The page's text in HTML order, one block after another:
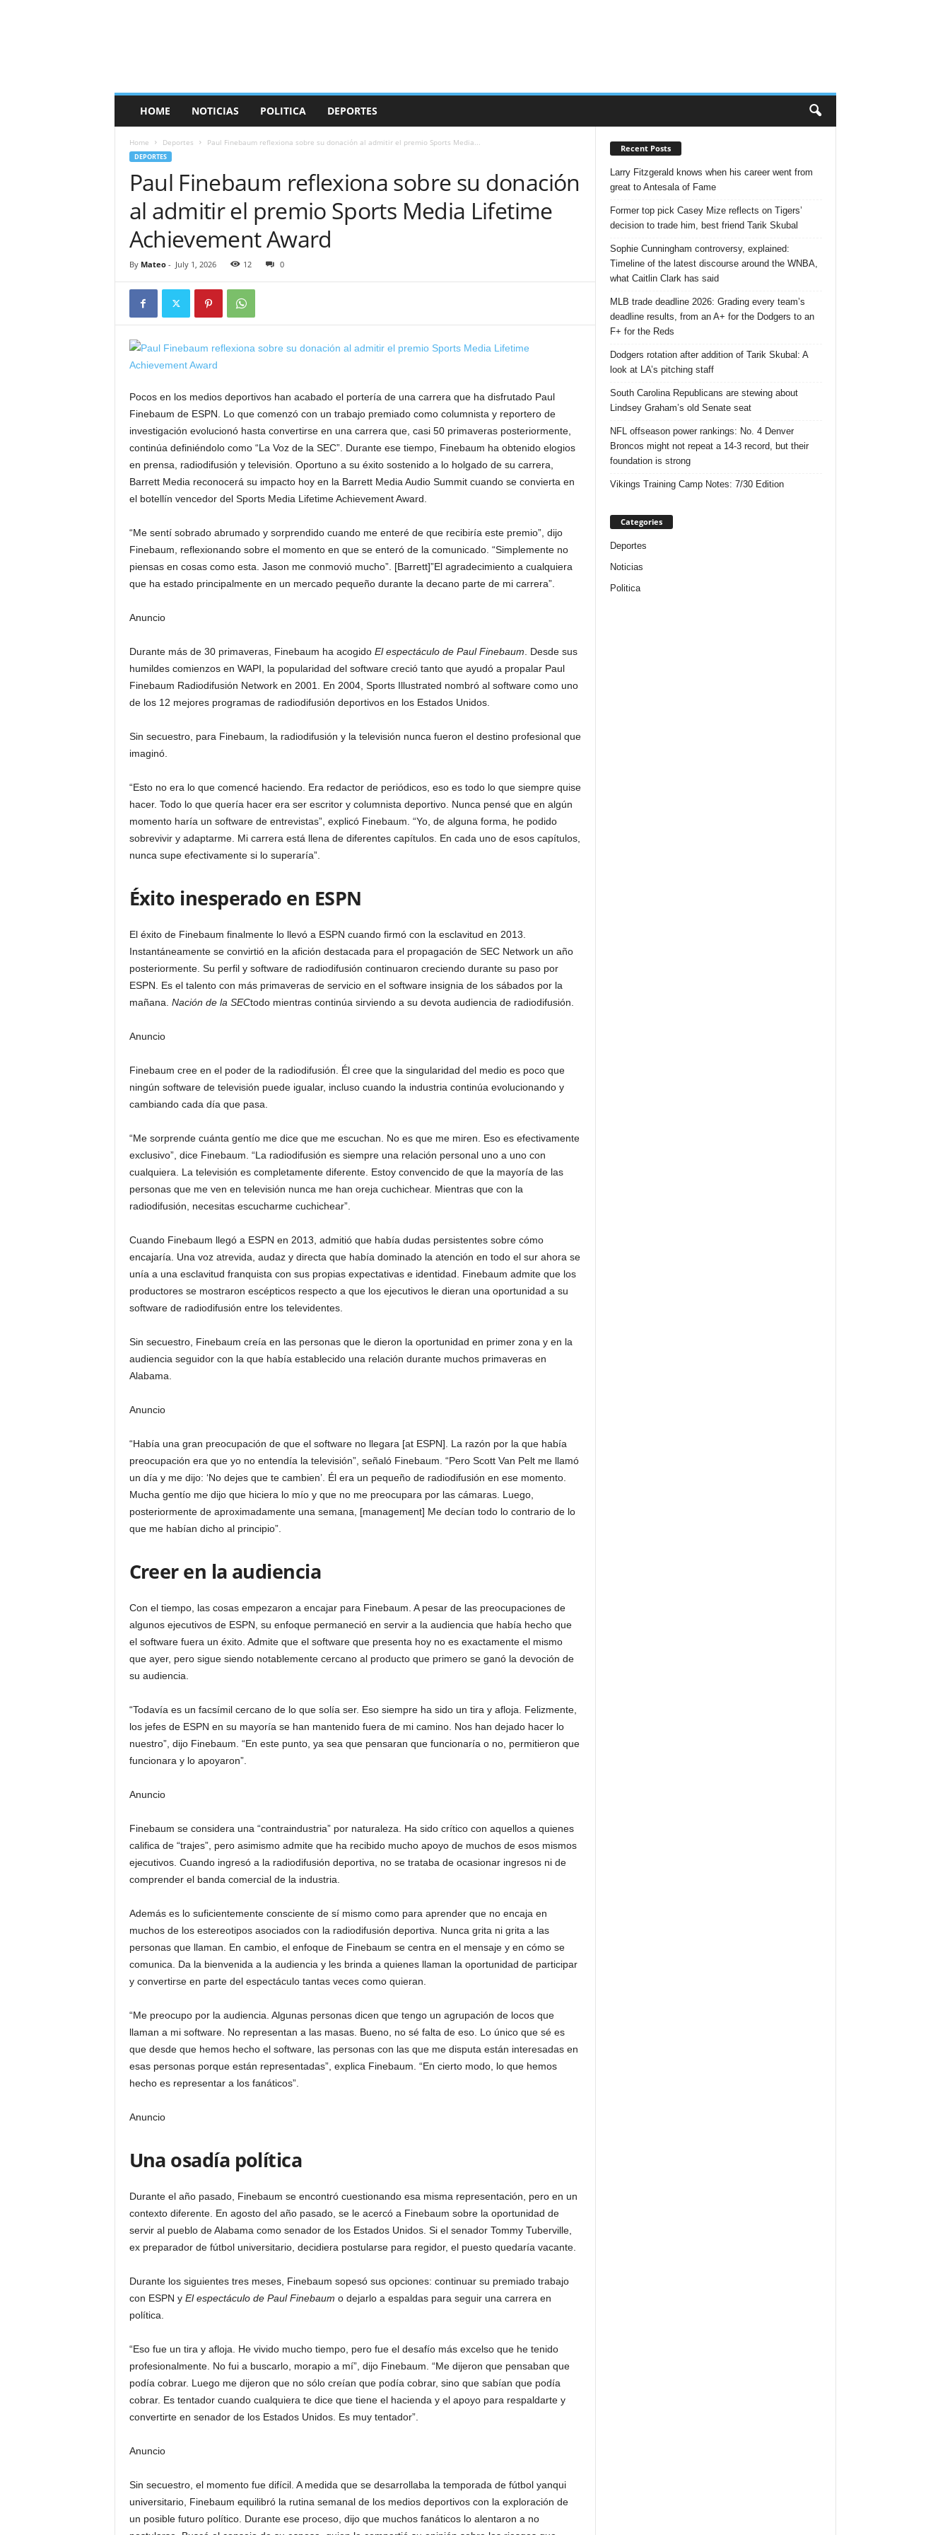
HOME NOTICIAS POLITICA DEPORTES
Home Deportes Paul Finebaum reflexiona sobre su donación al admitir el premio Sports Media...
DEPORTES
Paul Finebaum reflexiona sobre su donación
al admitir el premio Sports Media Lifetime
Achievement Award
By Mateo- July 1, 2026 12 0
Pocos en los medios deportivos han acabado el portería de una carrera que ha disfrutado Paul
Finebaum de ESPN. Lo que comenzó con un trabajo premiado como columnista y reportero de
investigación evolucionó hasta convertirse en una carrera que, casi 50 primaveras posteriormente,
continúa definiéndolo como “La Voz de la SEC”. Durante ese tiempo, Finebaum ha obtenido elogios
en prensa, radiodifusión y televisión. Oportuno a su éxito sostenido a lo holgado de su carrera,
Barrett Media reconocerá su impacto hoy en la Barrett Media Audio Summit cuando se convierta en
el botellín vencedor del Sports Media Lifetime Achievement Award.
“Me sentí sobrado abrumado y sorprendido cuando me enteré de que recibiría este premio”, dijo
Finebaum, reflexionando sobre el momento en que se enteró de la comunicado. “Simplemente no
piensas en cosas como esta. Jason me conmovió mucho”. [Barrett]”El agradecimiento a cualquiera
que ha estado principalmente en un mercado pequeño durante la decano parte de mi carrera”.
Anuncio
Durante más de 30 primaveras, Finebaum ha acogido El espectáculo de Paul Finebaum . Desde sus
humildes comienzos en WAPI, la popularidad del software creció tanto que ayudó a propalar Paul
Finebaum Radiodifusión Network en 2001. En 2004, Sports Illustrated nombró al software como uno
de los 12 mejores programas de radiodifusión deportivos en los Estados Unidos.
Sin secuestro, para Finebaum, la radiodifusión y la televisión nunca fueron el destino profesional que
imaginó.
“Esto no era lo que comencé haciendo. Era redactor de periódicos, eso es todo lo que siempre quise
hacer. Todo lo que quería hacer era ser escritor y columnista deportivo. Nunca pensé que en algún
momento haría un software de entrevistas”, explicó Finebaum. “Yo, de alguna forma, he podido
sobrevivir y adaptarme. Mi carrera está llena de diferentes capítulos. En cada uno de esos capítulos,
nunca supe efectivamente si lo superaría”.
Éxito inesperado en ESPN
El éxito de Finebaum finalmente lo llevó a ESPN cuando firmó con la esclavitud en 2013.
Instantáneamente se convirtió en la afición destacada para el propagación de SEC Network un año
posteriormente. Su perfil y software de radiodifusión continuaron creciendo durante su paso por
ESPN. Es el talento con más primaveras de servicio en el software insignia de los sábados por la
mañana. Nación de la SECtodo mientras continúa sirviendo a su devota audiencia de radiodifusión.
Anuncio
Finebaum cree en el poder de la radiodifusión. Él cree que la singularidad del medio es poco que
ningún software de televisión puede igualar, incluso cuando la industria continúa evolucionando y
cambiando cada día que pasa.
“Me sorprende cuánta gentío me dice que me escuchan. No es que me miren. Eso es efectivamente
exclusivo”, dice Finebaum. “La radiodifusión es siempre una relación personal uno a uno con
cualquiera. La televisión es completamente diferente. Estoy convencido de que la mayoría de las
personas que me ven en televisión nunca me han oreja cuchichear. Mientras que con la
radiodifusión, necesitas escucharme cuchichear”.
Cuando Finebaum llegó a ESPN en 2013, admitió que había dudas persistentes sobre cómo
encajaría. Una voz atrevida, audaz y directa que había dominado la atención en todo el sur ahora se
unía a una esclavitud franquista con sus propias expectativas e identidad. Finebaum admite que los
productores se mostraron escépticos respecto a que los ejecutivos le dieran una oportunidad a su
software de radiodifusión entre los televidentes.
Sin secuestro, Finebaum creía en las personas que le dieron la oportunidad en primer zona y en la
audiencia seguidor con la que había establecido una relación durante muchos primaveras en
Alabama.
Anuncio
“Había una gran preocupación de que el software no llegara [at ESPN]. La razón por la que había
preocupación era que yo no entendía la televisión”, señaló Finebaum. “Pero Scott Van Pelt me ​​llamó
un día y me dijo: ‘No dejes que te cambien’. Él era un pequeño de radiodifusión en ese momento.
Mucha gentío me dijo que hiciera lo mío y que no me preocupara por las cámaras. Luego,
posteriormente de aproximadamente una semana, [management] Me decían todo lo contrario de lo
que me habían dicho al principio”.
Creer en la audiencia
Con el tiempo, las cosas empezaron a encajar para Finebaum. A pesar de las preocupaciones de
algunos ejecutivos de ESPN, su enfoque permaneció en servir a la audiencia que había hecho que
el software fuera un éxito. Admite que el software que presenta hoy no es exactamente el mismo
que ayer, pero sigue siendo notablemente cercano al producto que primero se ganó la devoción de
su audiencia.
“Todavía es un facsímil cercano de lo que solía ser. Eso siempre ha sido un tira y afloja. Felizmente,
los jefes de ESPN en su mayoría se han mantenido fuera de mi camino. Nos han dejado hacer lo
nuestro”, dijo Finebaum. “En este punto, ya sea que pensaran que funcionaría o no, permitieron que
funcionara y lo apoyaron”.
Anuncio
Finebaum se considera una “contraindustria” por naturaleza. Ha sido crítico con aquellos a quienes
califica de “trajes”, pero asimismo admite que ha recibido mucho apoyo de muchos de esos mismos
ejecutivos. Cuando ingresó a la radiodifusión deportiva, no se trataba de ocasionar ingresos ni de
comprender el banda comercial de la industria.
Además es lo suficientemente consciente de sí mismo como para aprender que no encaja en
muchos de los estereotipos asociados con la radiodifusión deportiva. Nunca grita ni grita a las
personas que llaman. En cambio, el enfoque de Finebaum se centra en el mensaje y en cómo se
comunica. Da la bienvenida a la audiencia y les brinda a quienes llaman la oportunidad de participar
y convertirse en parte del espectáculo tantas veces como quieran.
“Me preocupo por la audiencia. Algunas personas dicen que tengo un agrupación de locos que
llaman a mi software. No representan a las masas. Bueno, no sé falta de eso. Lo único que sé es
que desde que hemos hecho el software, las personas con las que me disputa están interesadas en
esas personas porque están representadas”, explica Finebaum. “En cierto modo, lo que hemos
hecho es representar a los fanáticos”.
Anuncio
Una osadía política
Durante el año pasado, Finebaum se encontró cuestionando esa misma representación, pero en un
contexto diferente. En agosto del año pasado, se le acercó a Finebaum sobre la oportunidad de
servir al pueblo de Alabama como senador de los Estados Unidos. Si el senador Tommy Tuberville,
ex preparador de fútbol universitario, decidiera postularse para regidor, el puesto quedaría vacante.
Durante los siguientes tres meses, Finebaum sopesó sus opciones: continuar su premiado trabajo
con ESPN y El espectáculo de Paul Finebaum o dejarlo a espaldas para seguir una carrera en
política.
“Eso fue un tira y afloja. He vivido mucho tiempo, pero fue el desafío más excelso que he tenido
profesionalmente. No fui a buscarlo, morapio a mí”, dijo Finebaum. “Me dijeron que pensaban que
podía cobrar. Luego me dijeron que no sólo creían que podía cobrar, sino que sabían que podía
cobrar. Es tentador cuando cualquiera te dice que tiene el hacienda y el apoyo para respaldarte y
convertirte en senador de los Estados Unidos. Es muy tentador”.
Anuncio
Sin secuestro, el momento fue difícil. A medida que se desarrollaba la temporada de fútbol yanqui
universitario, Finebaum equilibró la rutina semanal de los medios deportivos con la exploración de
un posible futuro político. Durante ese proceso, dijo que muchos fanáticos lo alentaron a no
Recent Posts
Larry Fitzgerald knows when his career went from
great to Antesala of Fame
Former top pick Casey Mize reflects on Tigers’
decision to trade him, best friend Tarik Skubal
Sophie Cunningham controversy, explained:
Timeline of the latest discourse around the WNBA,
what Caitlin Clark has said
MLB trade deadline 2026: Grading every team’s
deadline results, from an A+ for the Dodgers to an
F+ for the Reds
Dodgers rotation after addition of Tarik Skubal: A
look at LA’s pitching staff
South Carolina Republicans are stewing about
Lindsey Graham’s old Senate seat
NFL offseason power rankings: No. 4 Denver
Broncos might not repeat a 14-3 record, but their
foundation is strong
Vikings Training Camp Notes: 7/30 Edition
Categories
Deportes
Noticias
Politica